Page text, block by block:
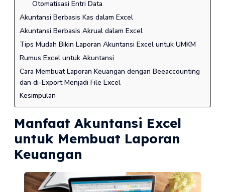
Otomatisasi Entri Data
Akuntansi Berbasis Kas dalam Excel
Akuntansi Berbasis Akrual dalam Excel
Tips Mudah Bikin Laporan Akuntansi Excel untuk UMKM
Rumus Excel untuk Akuntansi
Cara Membuat Laporan Keuangan dengan Beeaccounting
dan di-Export Menjadi File Excel
Kesimpulan
Manfaat Akuntansi Excel
untuk Membuat Laporan
Keuangan